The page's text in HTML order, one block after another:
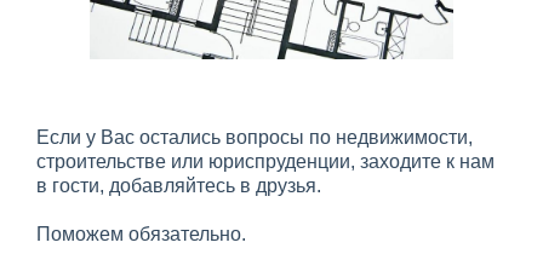
Если у Вас остались вопросы по недвижимости,
строительстве или юриспруденции, заходите к нам
в гости, добавляйтесь в друзья.
Поможем обязательно.